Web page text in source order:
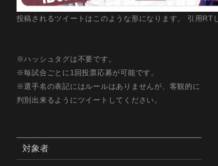
投稿されるツイートはこのような形になります。 引用RT
※ハッシュタグは不要です。
※毎試合ごとに1回投票応募が可能です。
※選手名の表記にはルールはありませんが、客観的に
判別出来るようにツイートしてください。
対象者